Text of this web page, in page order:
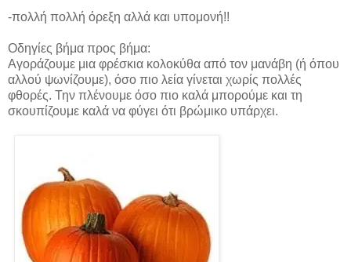
-πολλή πολλή όρεξη αλλά και υπομονή!!
Οδηγίες βήμα προς βήμα:
Αγοράζουμε μια φρέσκια κολοκύθα από τον μανάβη (ή όπου
αλλού ψωνίζουμε), όσο πιο λεία γίνεται χωρίς πολλές
φθορές. Την πλένουμε όσο πιο καλά μπορούμε και τη
σκουπίζουμε καλά να φύγει ότι βρώμικο υπάρχει.